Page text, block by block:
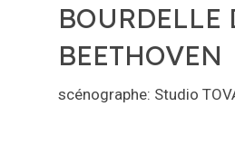
BEETHOVEN
scénographe: Studio